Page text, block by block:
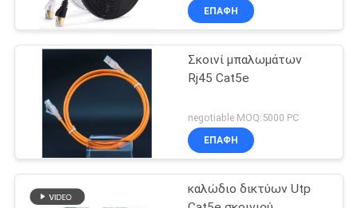
ΕΛΆΤΕ
ΣΕ
ΕΙΔΉΣΕΙΣ
ΠΕΡΙΠΤΏΣΕΙΣ
ΕΠΑΦΉ
Σκοινί μπαλωμάτων
Rj45 Cat5e
negotiable MOQ:5000 PC
ΕΠΑΦΉ
καλώδιο δικτύων Utp